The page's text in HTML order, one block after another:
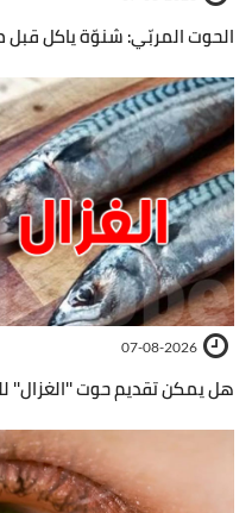
الحوت المربّي: شنوّة ياكل
07-08-2026
هل يمكن تقديم حوت ''الغزال''